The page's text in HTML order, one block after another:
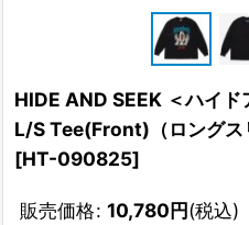
HIDE AND SEEK ＜ハイ
L/S Tee(Front)（ロングス
[HT-090825]
販売価格: 10,780円(税込)